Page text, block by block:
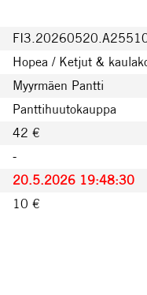
Hopea / Ketjut &
Myyrmäen Pantti
Panttihuutokauppa
42 €
-
20.5.2026 19:48:30
10 €